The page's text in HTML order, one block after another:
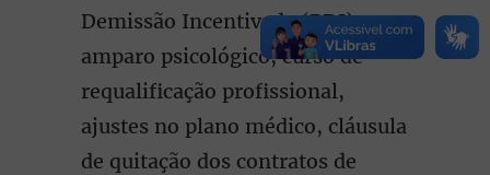
Demissão Incentivada (PDI),
amparo psicológico, curso de
requalificação profissional,
ajustes no plano médico, cláusula
de quitação dos contratos de